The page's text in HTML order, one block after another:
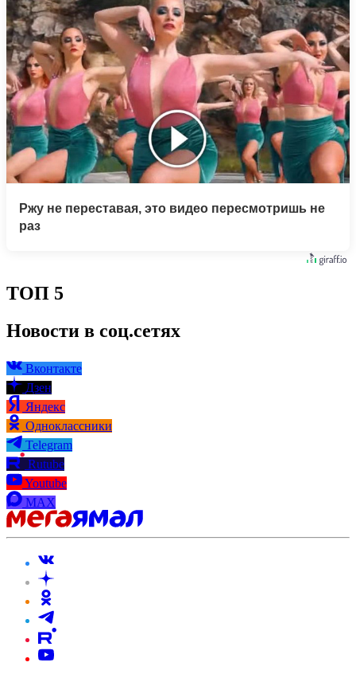
Ржу не переставая, это видео пересмотришь не
раз
ТОП 5
Новости в соц.сетях
Вконтакте
Дзен
Яндекс
Одноклассники
Telegram
Rutube
Youtube
MAX